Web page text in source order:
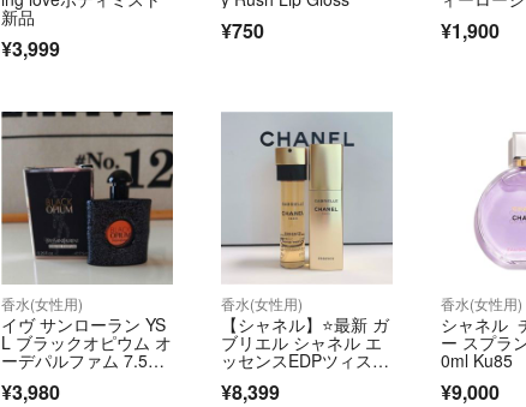
これらは異物として嫌わ
多く配合しようとすると
。喫煙、ペット無し。細
いので、写真でよくご確
コメントお願いします。
いただきありがとうござい
新品
¥3,999
¥750 ¥1,900
香水(女性用)
イヴ サンローラン YS
L ブラックオピウム オ
ーデパルファム 7.5ml
新品未使用国内正規品
¥3,980
香水(女性用)
【シャネル】⭐️最新 ガ
ブリエル シャネル エ
ッセンスEDPツィスト
本体&レフィル
¥8,399
香水(女性用)
シャネル
ー スプラ
0ml Ku85
¥9,000